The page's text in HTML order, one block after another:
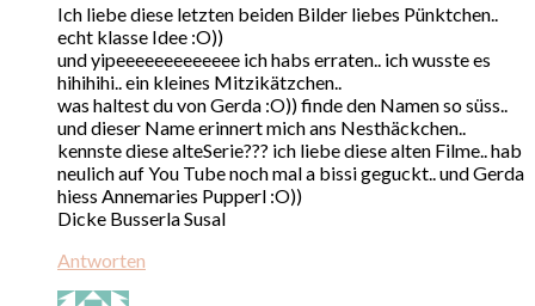
Ich liebe diese letzten beiden Bilder liebes Pünktchen..
echt klasse Idee :O))
und yipeeeeeeeeeeeee ich habs erraten.. ich wusste es
hihihihi.. ein kleines Mitzikätzchen..
was haltest du von Gerda :O)) finde den Namen so süss..
und dieser Name erinnert mich ans Nesthäckchen..
kennste diese alteSerie??? ich liebe diese alten Filme.. hab
neulich auf You Tube noch mal a bissi geguckt.. und Gerda
hiess Annemaries Pupperl :O))
Dicke Busserla Susal
Antworten